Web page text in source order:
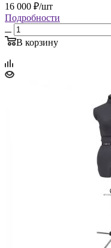
16 000 ₽/шт
Подробности
В корзину